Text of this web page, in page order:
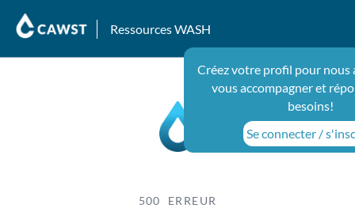
Ressources WASH
Créez votre profil pour nous
vous accompagner et
besoins!
Se connecter /
500 ERREUR